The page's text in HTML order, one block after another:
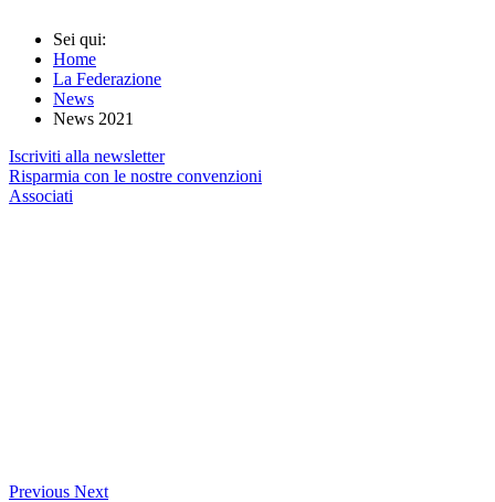
Sei qui:
Home
La Federazione
News
News 2021
Iscriviti alla newsletter
Risparmia con le nostre convenzioni
Associati
Previous Next